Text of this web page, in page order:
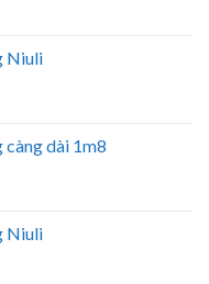
Niuli
dài 1m8
Niuli